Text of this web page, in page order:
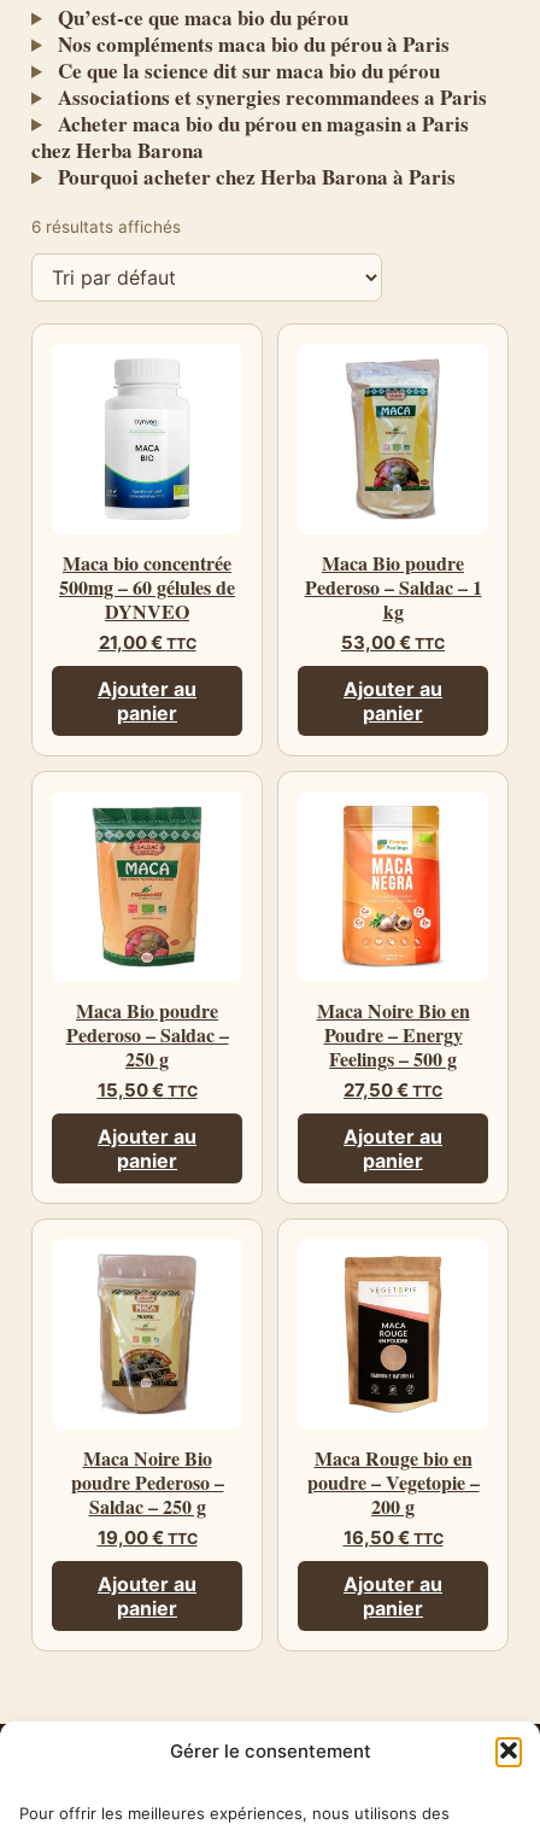
Gérer le consentement
Pour offrir les meilleures expériences, nous utilisons des
Qu’est-ce que maca bio du pérou
Nos compléments maca bio du pérou à Paris
Ce que la science dit sur maca bio du pérou
Associations et synergies recommandees a Paris
Acheter maca bio du pérou en magasin a Paris
chez Herba Barona
Pourquoi acheter chez Herba Barona à Paris
6 résultats affichés
Maca bio concentrée
500mg – 60 gélules de
DYNVEO
21,00€ TTC
Ajouter au
panier
Maca Bio poudre
Pederoso – Saldac – 1
kg
53,00€ TTC
Ajouter au
panier
Maca Bio poudre
Pederoso – Saldac –
250 g
15,50€ TTC
Ajouter au
panier
Maca Noire Bio en
Poudre – Energy
Feelings – 500 g
27,50€ TTC
Ajouter au
panier
Maca Noire Bio
poudre Pederoso –
Saldac – 250 g
19,00€ TTC
Ajouter au
panier
Maca Rouge bio en
poudre – Vegetopie –
200 g
16,50€ TTC
Ajouter au
panier
BARONA